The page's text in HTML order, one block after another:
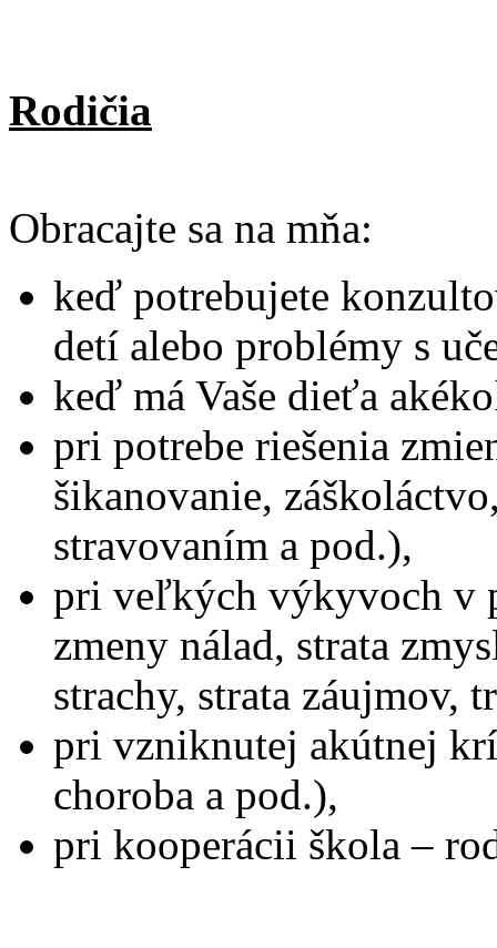
Rodičia
Obracajte sa na mňa:
keď potrebujete
detí alebo problémy s
keď má Vaše dieťa
pri potrebe riešenia
šikanovanie,
stravovaním a pod.),
pri veľkých výkyvoch v
zmeny nálad, strata
strachy, strata záujmov,
pri vzniknutej akútnej
choroba a pod.),
pri kooperácii škola –